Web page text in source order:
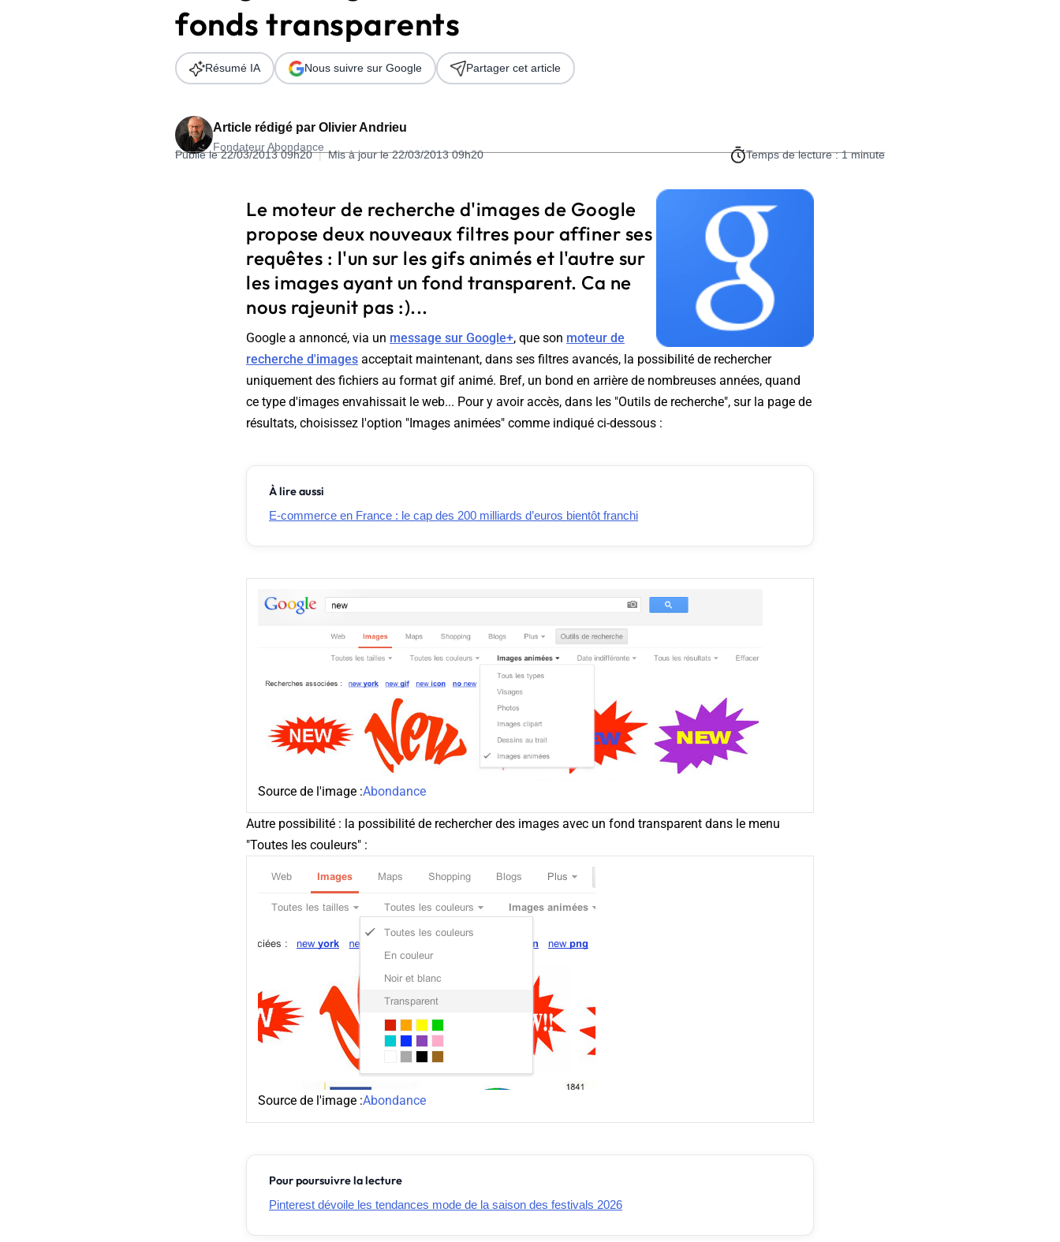
Télécharger l'Ebook
Formation SEO & GEO - Edition 2026
244.30€ HT au lieu de 349€ pendant 1 mois !
fonds transparents
Article rédigé par Olivier Andrieu
Fondateur Abondance
Publié le 22/03/2013 09h20 | Mis à jour le 22/03/2013 09h20 Temps de lecture : 1 minute
Résumé IA Nous suivre sur Google Partager cet article
Le moteur de recherche d'images de Google
propose deux nouveaux filtres pour affiner ses
requêtes : l'un sur les gifs animés et l'autre sur
les images ayant un fond transparent. Ca ne
nous rajeunit pas :)...
Google a annoncé, via un message sur Google+, que son moteur de
recherche d'images acceptait maintenant, dans ses filtres avancés, la possibilité de rechercher
uniquement des fichiers au format gif animé. Bref, un bond en arrière de nombreuses années, quand
ce type d'images envahissait le web... Pour y avoir accès, dans les "Outils de recherche", sur la page de
résultats, choisissez l'option "Images animées" comme indiqué ci-dessous :
À lire aussi
E-commerce en France : le cap des 200 milliards d’euros bientôt franchi
Source de l'image :Abondance
Autre possibilité : la possibilité de rechercher des images avec un fond transparent dans le menu
"Toutes les couleurs" :
Source de l'image :Abondance
Pour poursuivre la lecture
Pinterest dévoile les tendances mode de la saison des festivals 2026